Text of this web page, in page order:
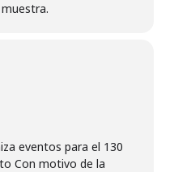
eventos para el 130
Con motivo de la